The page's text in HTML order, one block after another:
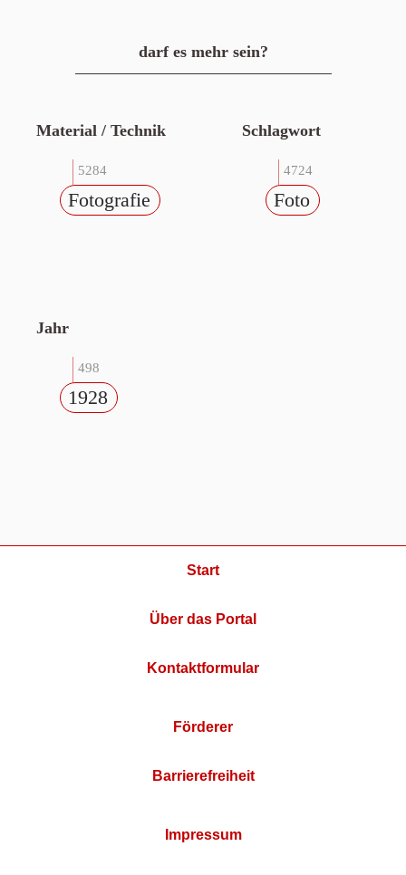
darf es mehr sein?
Material / Technik
5284
Fotografie
Schlagwort
4724
Foto
Jahr
498
1928
Start
Über das Portal
Kontaktformular
Förderer
Barrierefreiheit
Impressum